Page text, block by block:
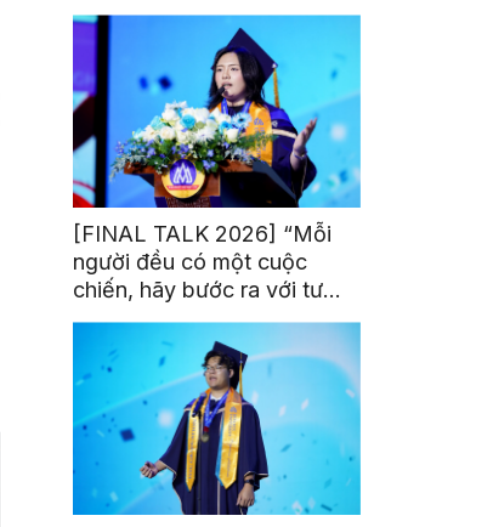
[FINAL TALK 2026] “Mỗi
người đều có một cuộc
chiến, hãy bước ra với tư
thế của người chiến thắng”